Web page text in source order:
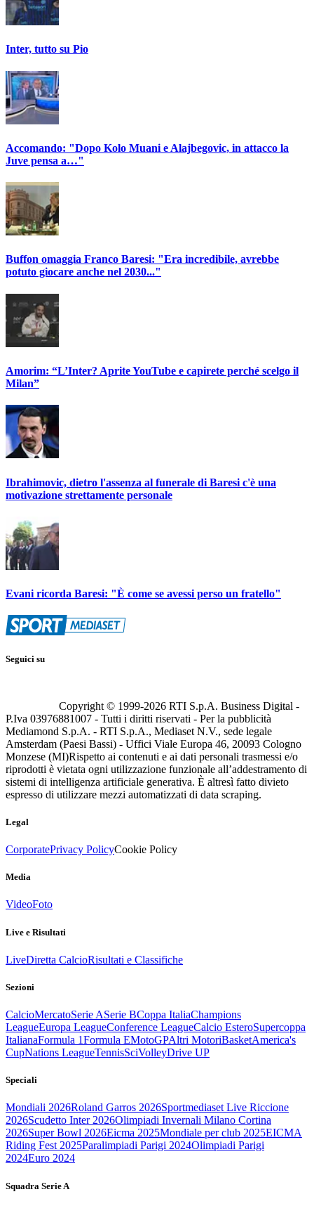
Inter, tutto su Pio
Accomando: "Dopo Kolo Muani e Alajbegovic, in attacco la
Juve pensa a…"
Buffon omaggia Franco Baresi: "Era incredibile, avrebbe
potuto giocare anche nel 2030..."
Amorim: “L’Inter? Aprite YouTube e capirete perché scelgo il
Milan”
Ibrahimovic, dietro l'assenza al funerale di Baresi c'è una
motivazione strettamente personale
Evani ricorda Baresi: "È come se avessi perso un fratello"
Seguici su
Copyright © 1999-2026 RTI S.p.A. Business Digital -
P.Iva 03976881007 - Tutti i diritti riservati - Per la pubblicità
Mediamond S.p.A. - RTI S.p.A., Mediaset N.V., sede legale
Amsterdam (Paesi Bassi) - Uffici Viale Europa 46, 20093 Cologno
Monzese (MI)Rispetto ai contenuti e ai dati personali trasmessi e/o
riprodotti è vietata ogni utilizzazione funzionale all’addestramento di
sistemi di intelligenza artificiale generativa. È altresì fatto divieto
espresso di utilizzare mezzi automatizzati di data scraping.
Legal
CorporatePrivacy PolicyCookie Policy
Media
VideoFoto
Live e Risultati
LiveDiretta CalcioRisultati e Classifiche
Sezioni
CalcioMercatoSerie ASerie BCoppa ItaliaChampions
LeagueEuropa LeagueConference LeagueCalcio EsteroSupercoppa
ItalianaFormula 1Formula EMotoGPAltri MotoriBasketAmerica's
CupNations LeagueTennisSciVolleyDrive UP
Speciali
Mondiali 2026Roland Garros 2026Sportmediaset Live Riccione
2026Scudetto Inter 2026Olimpiadi Invernali Milano Cortina
2026Super Bowl 2026Eicma 2025Mondiale per club 2025EICMA
Riding Fest 2025Paralimpiadi Parigi 2024Olimpiadi Parigi
2024Euro 2024
Squadra Serie A